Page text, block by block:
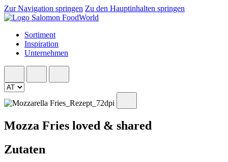
Zur Navigation springen Zu den Hauptinhalten springen
Sortiment
Inspiration
Unternehmen
Mozza Fries loved & shared
Zutaten